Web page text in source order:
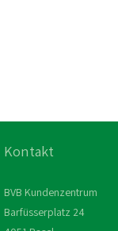
Kontakt
BVB Kundenzentrum
Barfüsserplatz 24